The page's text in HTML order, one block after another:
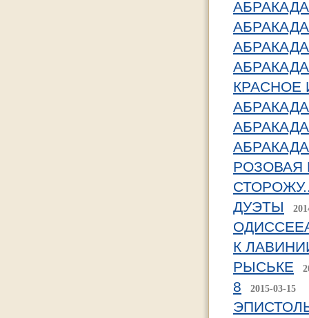
КРАСНОЕ
РОЗОВАЯ
ДУЭТЫ
К
РЫСЬКЕ
8 2015-03-15